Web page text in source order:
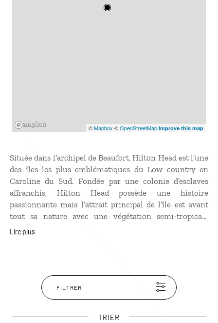
©Mapbox ©OpenStreetMap Improve this map
Située dans l’archipel de Beaufort, Hilton Head est l’une
des îles les plus emblématiques du Low country en
Caroline du Sud. Fondée par une colonie d’esclaves
affranchis, Hilton Head possède une histoire
passionnante mais l’attrait principal de l’île est avant
tout sa nature avec une végétation semi-tropicale
luxuriante, plus de 250 espèces d'oiseaux, une colonie
Harbour Town, au phare pittoresque, font de l’île une
destination balnéaire prisée.
Lire plus
FILTRER
TRIER